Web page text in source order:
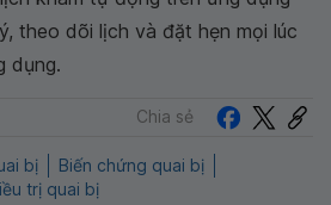
theo dõi lịch và đặt hẹn mọi lúc
dụng.
Chia sẻ
bị
Biến chứng quai bị
trị quai bị